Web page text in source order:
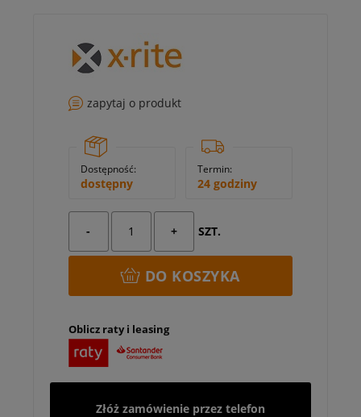
zapytaj o produkt
Dostępność:
dostępny
Termin:
24 godziny
- + SZT.
DO KOSZYKA
Oblicz raty i leasing
Złóż zamówienie przez telefon